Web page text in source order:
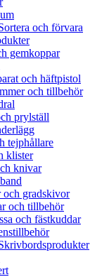
och förvara
gemkoppar
och häftpistol
och tillbehör
prylställ
tejphållare
klister
knivar
gradskivor
och tillbehör
och fästkuddar